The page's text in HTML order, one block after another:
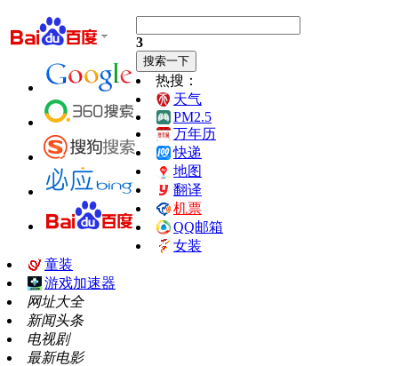
3
热搜：
天气
PM2.5
万年历
快递
地图
翻译
机票
QQ邮箱
女装
童装
游戏加速器
网址大全
新闻头条
电视剧
最新电影